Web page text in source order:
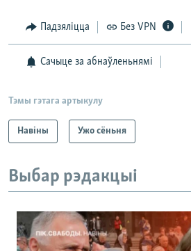
Падзяліцца Без VPN
Сачыце за абнаўленьнямі
Тэмы гэтага артыкулу
Навіны Ужо сёньня
Выбар рэдакцыі